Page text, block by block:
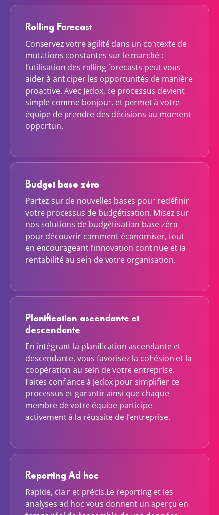
Rolling Forecast
Conservez votre agilité dans un contexte de
mutations constantes sur le marché :
l’utilisation des rolling forecasts peut vous
aider à anticiper les opportunités de manière
proactive. Avec Jedox, ce processus devient
simple comme bonjour, et permet à votre
équipe de prendre des décisions au moment
opportun.
Budget base zéro
Partez sur de nouvelles bases pour redéfinir
votre processus de budgétisation. Misez sur
nos solutions de budgétisation base zéro
pour découvrir comment économiser, tout
en encourageant l’innovation continue et la
rentabilité au sein de votre organisation.
Planification ascendante et
descendante
En intégrant la planification ascendante et
descendante, vous favorisez la cohésion et la
coopération au sein de votre entreprise.
Faites confiance à Jedox pour simplifier ce
processus et garantir ainsi que chaque
membre de votre équipe participe
activement à la réussite de l’entreprise.
Reporting Ad hoc
Rapide, clair et précis.Le reporting et les
analyses ad hoc vous donnent un aperçu en